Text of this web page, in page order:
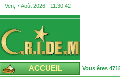
Ven, 7 Août 2026 - 11:30:43
ACCUEIL Vous êtes